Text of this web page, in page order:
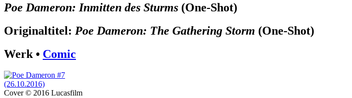
Poe Dameron: Inmitten des Sturms (One-Shot)
Originaltitel: Poe Dameron: The Gathering Storm (One-Shot)
Werk • Comic
Cover © 2016 Lucasfilm